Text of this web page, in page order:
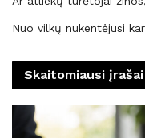
Nuo vilkų nukentėjusi
Skaitomiausi įrašai